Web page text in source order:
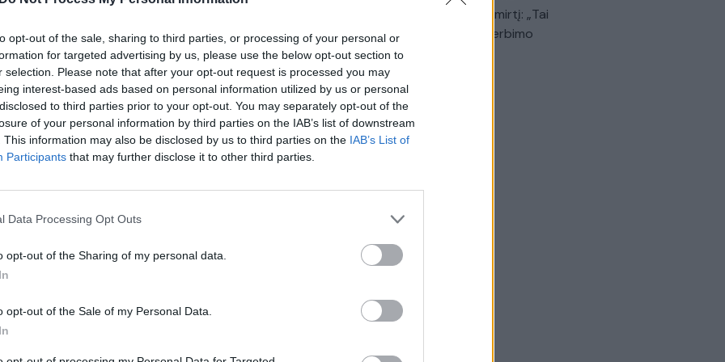
opt-out of the sale, sharing to third parties, or processing of your personal or
for targeted advertising by us, please use the below opt-out section to
selection. Please note that after your opt-out request is processed you may
interest-based ads based on personal information utilized by us or personal
to third parties prior to your opt-out. You may separately opt-out of the
of your personal information by third parties on the IAB’s list of downstream
This information may also be disclosed by us to third parties on the IAB’s List of
Participants that may further disclose it to other third parties.
Data Processing Opt Outs
opt-out of the Sharing of my personal data.
opt-out of the Sale of my Personal Data.
Šarūnas Stepukonis BaltCap
Reporteris
Aukštaitijos pučiamųjų orkestras
Žinios Lietuvos diena
jaudinančią akimirką prieš mirtį: „Tai
buvo simbolinis mūsų pagerbimo
ženklas“
Žinios